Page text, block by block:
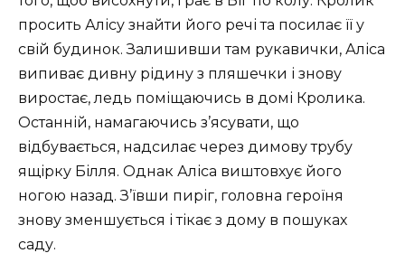
просить Алісу знайти його речі та посилає її у
свій будинок. Залишивши там рукавички, Аліса
випиває дивну рідину з пляшечки і знову
виростає, ледь поміщаючись в домі Кролика.
Останній, намагаючись з’ясувати, що
відбувається, надсилає через димову трубу
ящірку Білля. Однак Аліса виштовхує його
ногою назад. З’ївши пиріг, головна героїня
знову зменшується і тікає з дому в пошуках
саду.